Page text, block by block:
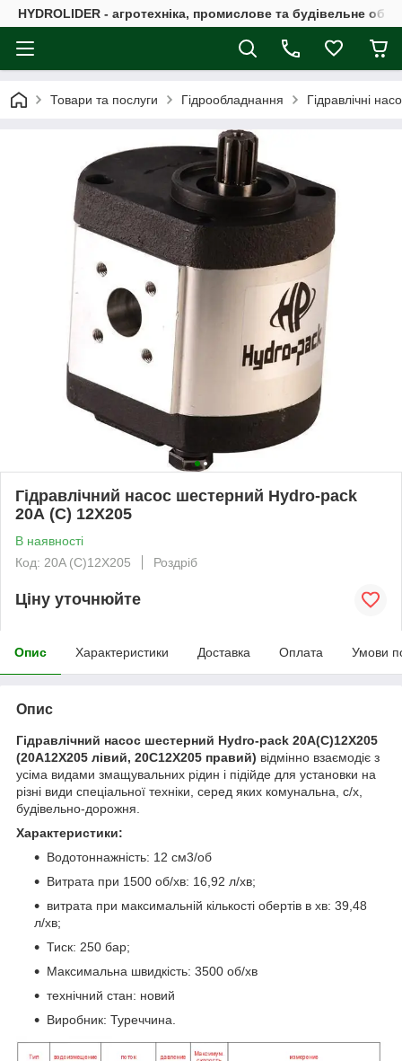
HYDROLIDER - агротехніка, промислове та будівельне
Товари та послуги Гідрообладнання Гідравлічні
Гідравлічний насос шестерний Hydro-pack
20А (С) 12X205
В наявності
Код: 20A (C)12X205
Роздріб
Ціну уточнюйте
Опис Характеристики Доставка Оплата Умови
Опис
Гідравлічний насос шестерний Hydro-pack 20А(С)12X205
(20А12X205 лівий, 20С12X205 правий) відмінно взаємодіє з
усіма видами змащувальних рідин і підійде для установки на
різні види спеціальної техніки, серед яких комунальна, с/х,
будівельно-дорожня.
Характеристики:
Водотоннажність: 12 см3/об
Витрата при 1500 об/хв: 16,92 л/хв;
витрата при максимальній кількості обертів в хв: 39,48
л/хв;
Тиск: 250 бар;
Максимальна швидкість: 3500 об/хв
технічний стан: новий
Виробник: Туреччина.